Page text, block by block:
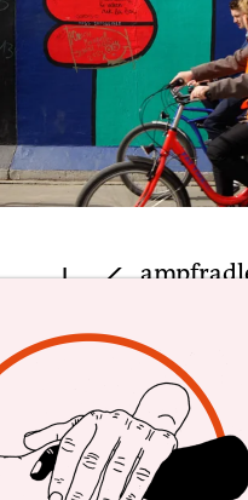
K eigener
dabei der
Er wurde
sportlich, noch